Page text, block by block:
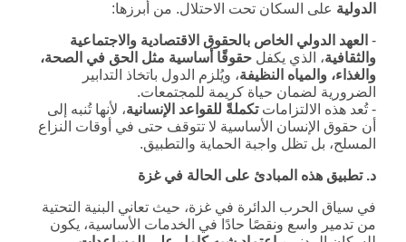
الدولية على السكان تحت الاحتلال. من أبرزها:
‑ العهد الدولي الخاص بالحقوق الاقتصادية والاجتماعية
والثقافية، الذي يكفل حقوقًا أساسية مثل الحق في الصحة،
والغذاء، والمياه النظيفة، ويُلزم الدول باتخاذ التدابير
الضرورية لضمان حياة كريمة للمجتمعات.
‑ تُعد هذه الالتزاماتتكملةً للقواعد الإنسانية، لأنها تُنبه إلى
أن حقوق الإنسان الأساسية لا تتوقف حتى في أوقات النزاع
المسلح، بل تظل واجبة الحماية والتطبيق.
د. تطبيق هذه المبادئ على الحالة في غزة
في سياق الحرب الدائرة في غزة، حيث تعاني البنية التحتية
من تدمير واسع ونقصًا حادًا في الخدمات الأساسية، يكون